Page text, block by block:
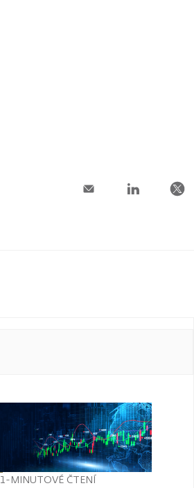
1-MINUTOVÉ ČTENÍ